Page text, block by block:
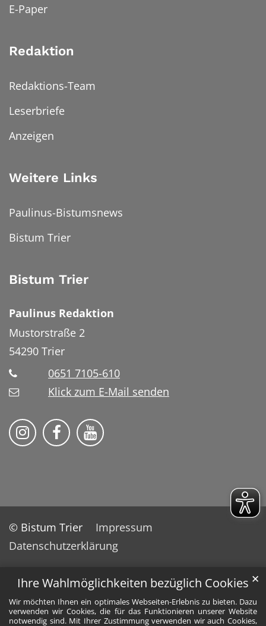
Ihre Wahlmöglichkeiten bezüglich Cookies
Wir möchten Ihnen ein optimales Webseiten-Erlebnis zu bieten. Dazu
verwenden wir Cookies, die für das Funktionieren unserer Website
notwendig sind. Mit Ihrer Zustimmung verwenden wir auch Cookies,
✕
E-Paper
Redaktion
Redaktions-Team
Leserbriefe
Anzeigen
Weitere Links
Paulinus-Bistumsnews
Bistum Trier
Bistum Trier
Paulinus Redaktion
Mustorstraße 2
54290 Trier
0651 7105-610
Klick zum E-Mail senden
Bistum Trier auf Instragram
Bistum Trier auf Facebook
Bistum Trier auf YouTube
© Bistum Trier
Impressum
Datenschutzerklärung